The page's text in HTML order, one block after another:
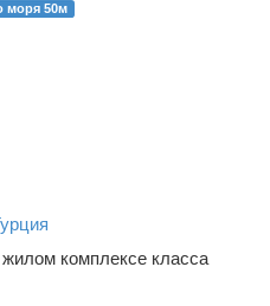
моря 50м
комплексе класса